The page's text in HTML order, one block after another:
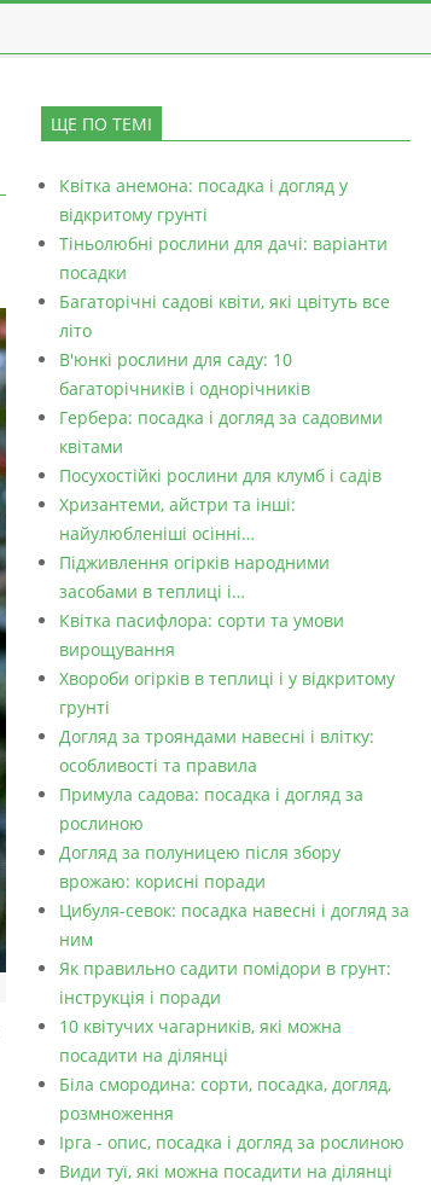
ЩЕ ПО ТЕМІ
Квітка анемона: посадка і догляд у
відкритому грунті
Тіньолюбні рослини для дачі: варіанти
посадки
Багаторічні садові квіти, які цвітуть все
літо
В'юнкі рослини для саду: 10
багаторічників і однорічників
Гербера: посадка і догляд за садовими
квітами
Посухостійкі рослини для клумб і садів
Хризантеми, айстри та інші:
найулюбленіші осінні…
Підживлення огірків народними
засобами в теплиці і…
Квітка пасифлора: сорти та умови
вирощування
Хвороби огірків в теплиці і у відкритому
грунті
Догляд за трояндами навесні і влітку:
особливості та правила
Примула садова: посадка і догляд за
рослиною
Догляд за полуницею після збору
врожаю: корисні поради
Цибуля-севок: посадка навесні і догляд за
ним
Як правильно садити помідори в грунт:
інструкція і поради
10 квітучих чагарників, які можна
посадити на ділянці
Біла смородина: сорти, посадка, догляд,
розмноження
Ірга - опис, посадка і догляд за рослиною
Види туї, які можна посадити на ділянці